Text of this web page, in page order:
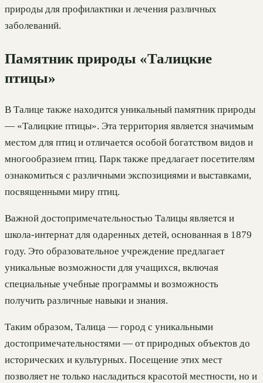
природы для профилактики и лечения различных
заболеваний.
Памятник природы «Талицкие
птицы»
В Талице также находится уникальный памятник природы
— «Талицкие птицы». Эта территория является значимым
местом для птиц и отличается особой богатством видов и
многообразием птиц. Парк также предлагает посетителям
ознакомиться с различными экспозициями и выставками,
посвященными миру птиц.
Важной достопримечательностью Талицы является и
школа-интернат для одаренных детей, основанная в 1879
году. Это образовательное учреждение предлагает
уникальные возможности для учащихся, включая
специальные учебные программы и возможность
получить различные навыки и знания.
Таким образом, Талица — город с уникальными
достопримечательностями — от природных объектов до
исторических и культурных. Посещение этих мест
позволяет не только насладиться красотой местности, но и